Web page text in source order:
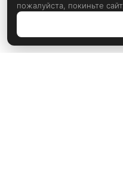
пожалуйста, покиньте сайт.